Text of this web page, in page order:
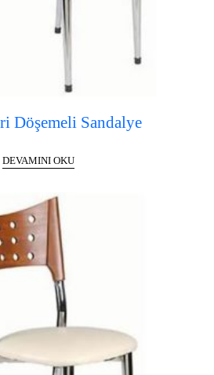
Döşemeli Sandalye
DEVAMINI OKU